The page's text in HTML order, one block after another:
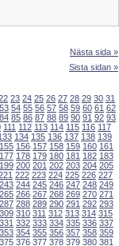
Nästa sida »
Sista sidan »
23 24 25 26 27 28 29 30 31
53 54 55 56 57 58 59 60 61 62
84 85 86 87 88 89 90 91 92 93
111 112 113 114 115 116 117
134 135 136 137 138 139
155 156 157 158 159 160 161
177 178 179 180 181 182 183
199 200 201 202 203 204 205
222 223 224 225 226 227
243 244 245 246 247 248 249
265 266 267 268 269 270 271
287 288 289 290 291 292 293
309 310 311 312 313 314 315
331 332 333 334 335 336 337
353 354 355 356 357 358 359
375 376 377 378 379 380 381